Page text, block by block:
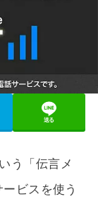
送る
う「伝言メ
ビスを使う